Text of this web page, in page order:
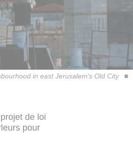
in east Jerusalem's Old City
de loi
pour